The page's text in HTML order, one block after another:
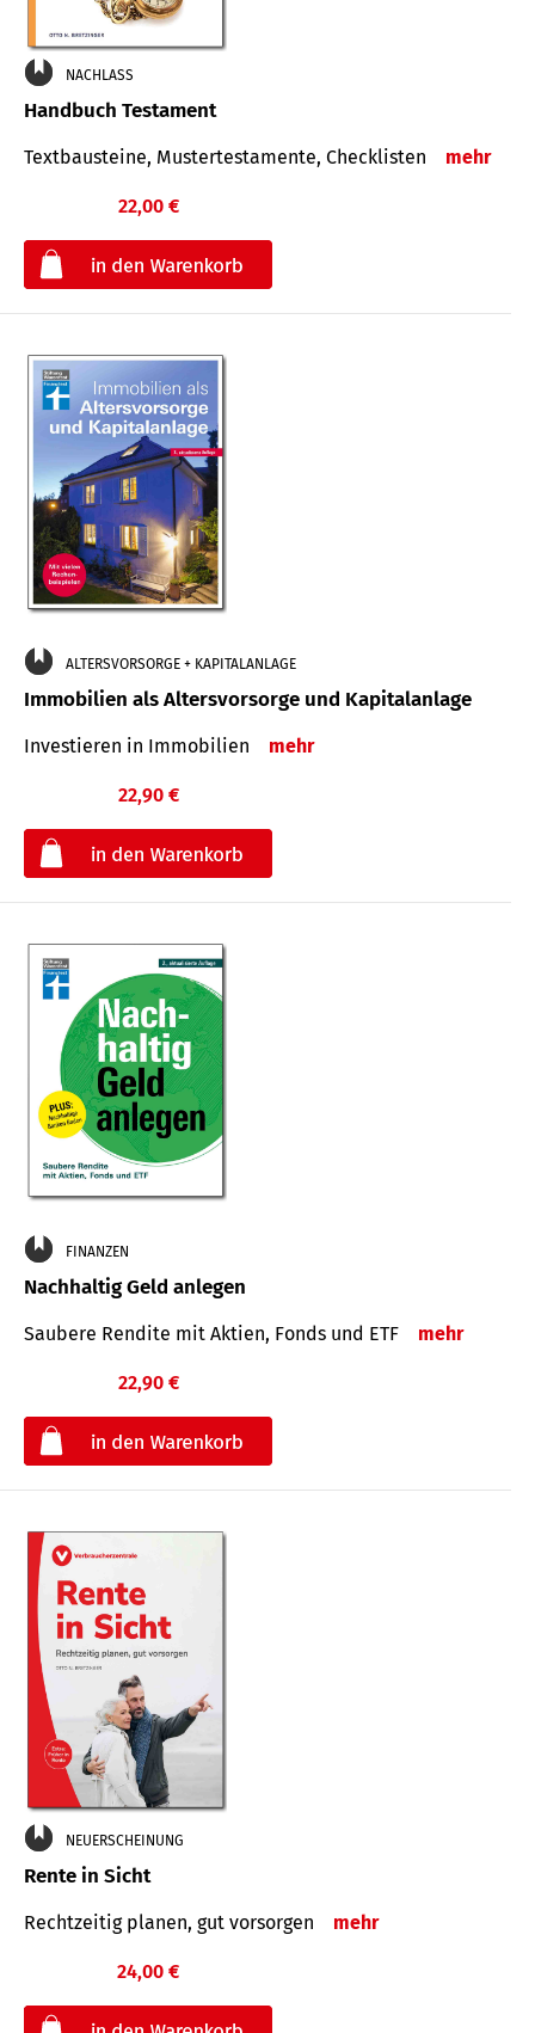
NACHLASS
Handbuch Testament
Textbausteine, Mustertestamente, Checklisten mehr
22,00 €
ALTERSVORSORGE + KAPITALANLAGE
Immobilien als Altersvorsorge und Kapitalanlage
Investieren in Immobilien mehr
22,90 €
FINANZEN
Nachhaltig Geld anlegen
Saubere Rendite mit Aktien, Fonds und ETF mehr
22,90 €
NEUERSCHEINUNG
Rente in Sicht
Rechtzeitig planen, gut vorsorgen mehr
24,00 €